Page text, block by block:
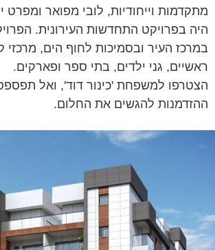
מתקדמות וייחודיות, לובי מפואר ומפרט
היה בפרויקט התחדשות העירונית.
במרכז העיר ובסמיכות לחוף הים, מרכזי
ראשיים, גני ילדים, בתי ספר ופארקים.
הצטרפו למשפחת 'כינור דוד', ואל
ההזדמנות להגשים את החלום.